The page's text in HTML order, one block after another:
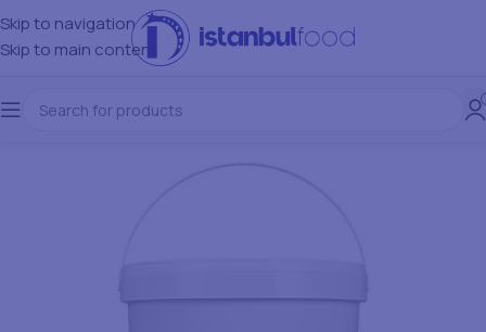
Skip to navigation
Skip to main content